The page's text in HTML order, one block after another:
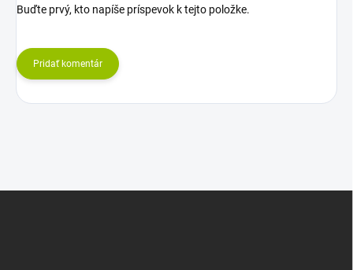
Buďte prvý, kto napíše príspevok k tejto položke.
Pridať komentár